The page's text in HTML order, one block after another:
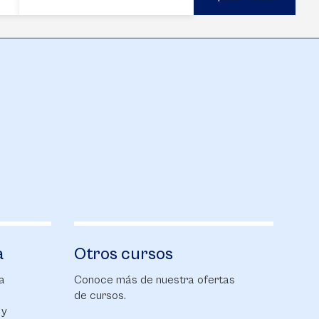
Otros cursos
Conoce más de nuestra ofertas
de cursos.